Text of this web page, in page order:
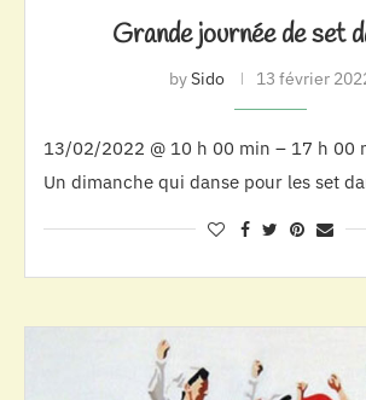
Grande journée de set
bySido 13 février
13/02/2022 @ 10 h 00 min – 17 h 00
Un dimanche qui danse pour les set